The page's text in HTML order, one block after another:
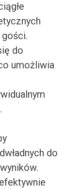
do
umożliwia
do